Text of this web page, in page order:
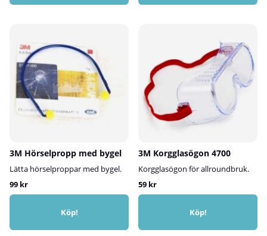
3M Hörselpropp med bygel
Lätta hörselproppar med bygel.
99 kr
Köp!
3M Korgglasögon 4700
Korgglasögon för allroundbruk.
59 kr
Köp!